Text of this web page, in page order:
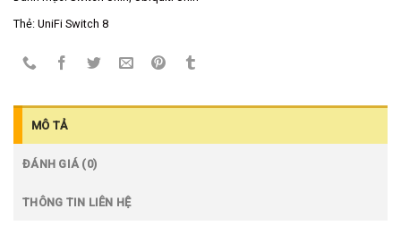
Thẻ: UniFi Switch 8
MÔ TẢ
ĐÁNH GIÁ (0)
THÔNG TIN LIÊN HỆ